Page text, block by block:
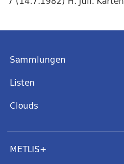
Sammlungen
Listen
Clouds
METLIS+